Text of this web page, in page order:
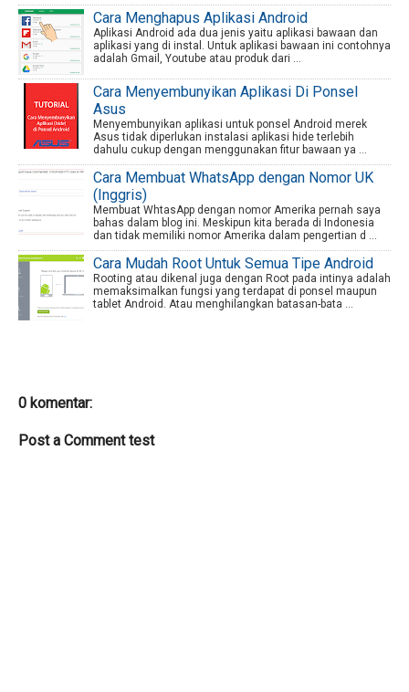
Cara Menghapus Aplikasi Android
Aplikasi Android ada dua jenis yaitu aplikasi bawaan dan
aplikasi yang di instal. Untuk aplikasi bawaan ini contohnya
adalah Gmail, Youtube atau produk dari ...
Cara Menyembunyikan Aplikasi Di Ponsel
Asus
Menyembunyikan aplikasi untuk ponsel Android merek
Asus tidak diperlukan instalasi aplikasi hide terlebih
dahulu cukup dengan menggunakan fitur bawaan ya ...
Cara Membuat WhatsApp dengan Nomor UK
(Inggris)
Membuat WhtasApp dengan nomor Amerika pernah saya
bahas dalam blog ini. Meskipun kita berada di Indonesia
dan tidak memiliki nomor Amerika dalam pengertian d ...
Cara Mudah Root Untuk Semua Tipe Android
Rooting atau dikenal juga dengan Root pada intinya adalah
memaksimalkan fungsi yang terdapat di ponsel maupun
tablet Android. Atau menghilangkan batasan-bata ...
0 komentar:
Post a Comment test